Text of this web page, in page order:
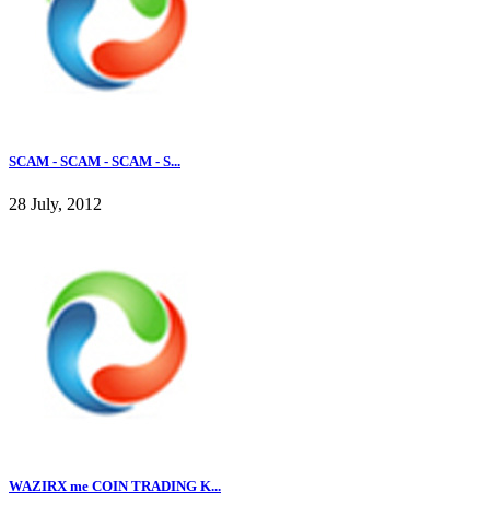
SCAM - SCAM - SCAM - S...
28 July, 2012
WAZIRX me COIN TRADING K...